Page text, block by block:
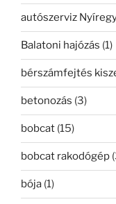
autószerviz
Balatoni hajózás (1)
bérszámfejtés
betonozás (3)
bobcat (15)
bobcat rakodógép
bója (1)